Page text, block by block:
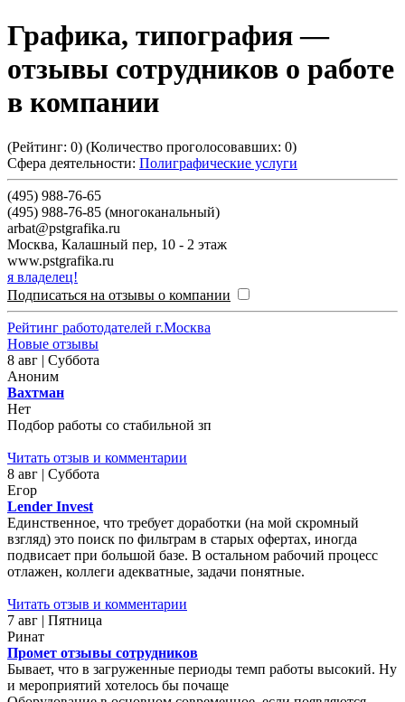
Графика, типография—
отзывы сотрудников о работе
в компании
(Рейтинг: 0) (Количество проголосовавших: 0)
Сфера деятельности: Полиграфические услуги
(495) 988-76-65
(495) 988-76-85 (многоканальный)
arbat@pstgrafika.ru
Москва, Калашный пер, 10 - 2 этаж
www.pstgrafika.ru
я владелец!
Подписаться на отзывы о компании
Рейтинг работодателей г.Москва
Новые отзывы
8 авг | Суббота
Аноним
Вахтман
Нет
Подбор работы со стабильной зп
Читать отзыв и комментарии
8 авг | Суббота
Егор
Lender Invest
Единственное, что требует доработки (на мой скромный
взгляд) это поиск по фильтрам в старых офертах, иногда
подвисает при большой базе. В остальном рабочий процесс
отлажен, коллеги адекватные, задачи понятные.
Читать отзыв и комментарии
7 авг | Пятница
Ринат
Промет отзывы сотрудников
Бывает, что в загруженные периоды темп работы высокий. Ну
и мероприятий хотелось бы почаще